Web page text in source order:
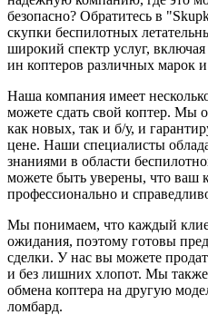
безопасно? Обратитесь в
скупки беспилотных
широкий спектр услуг,
ин коптеров различных марок
Наша компания имеет
можете сдать свой коптер. Мы
как новых, так и б/у, и
цене. Наши специалисты
знаниями в области
можете быть уверены, что ваш
профессионально и
Мы понимаем, что каждый
ожидания, поэтому готовы
сделки. У нас вы можете
и без лишних хлопот. Мы
обмена коптера на другую
ломбард.